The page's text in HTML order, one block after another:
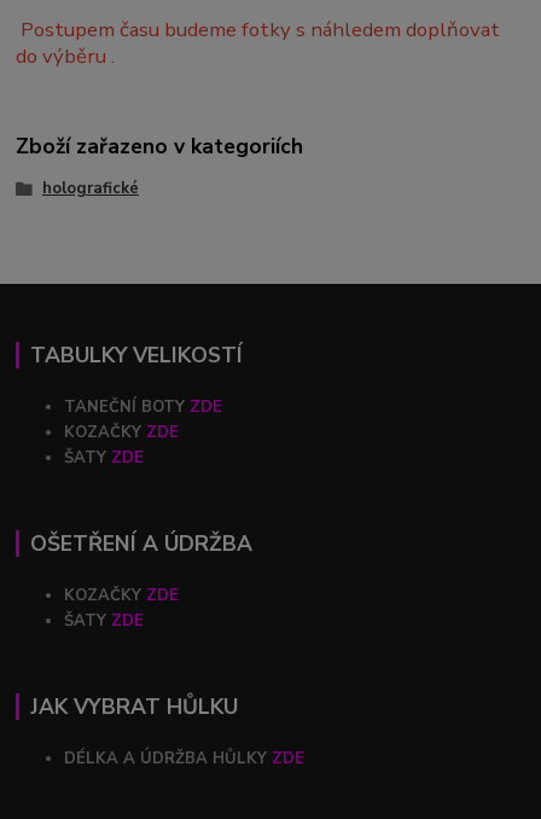
Postupem času budeme fotky s náhledem doplňovat
do výběru .
Zboží zařazeno v kategoriích
holografické
TABULKY VELIKOSTÍ
TANEČNÍ BOTY ZDE
KOZAČKY ZDE
ŠATY ZDE
OŠETŘENÍ A ÚDRŽBA
KOZAČKY ZDE
ŠATY ZDE
JAK VYBRAT HŮLKU
DÉLKA A ÚDRŽBA HŮLKY ZDE